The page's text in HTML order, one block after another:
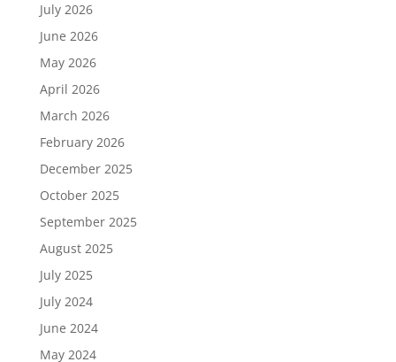
July 2026
June 2026
May 2026
April 2026
March 2026
February 2026
December 2025
October 2025
September 2025
August 2025
July 2025
July 2024
June 2024
May 2024